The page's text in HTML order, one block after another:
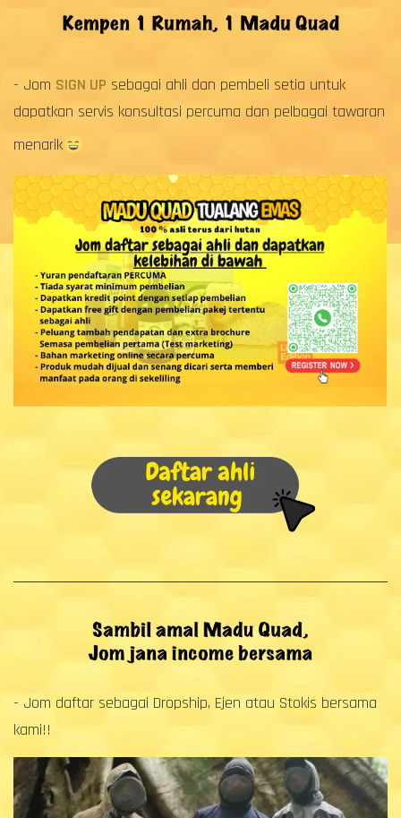
- Jom SIGN UP sebagai ahli dan pembeli setia untuk
dapatkan servis konsultasi percuma dan pelbagai tawaran
menarik
- Jom daftar sebagai Dropship, Ejen atau Stokis bersama
kami!!